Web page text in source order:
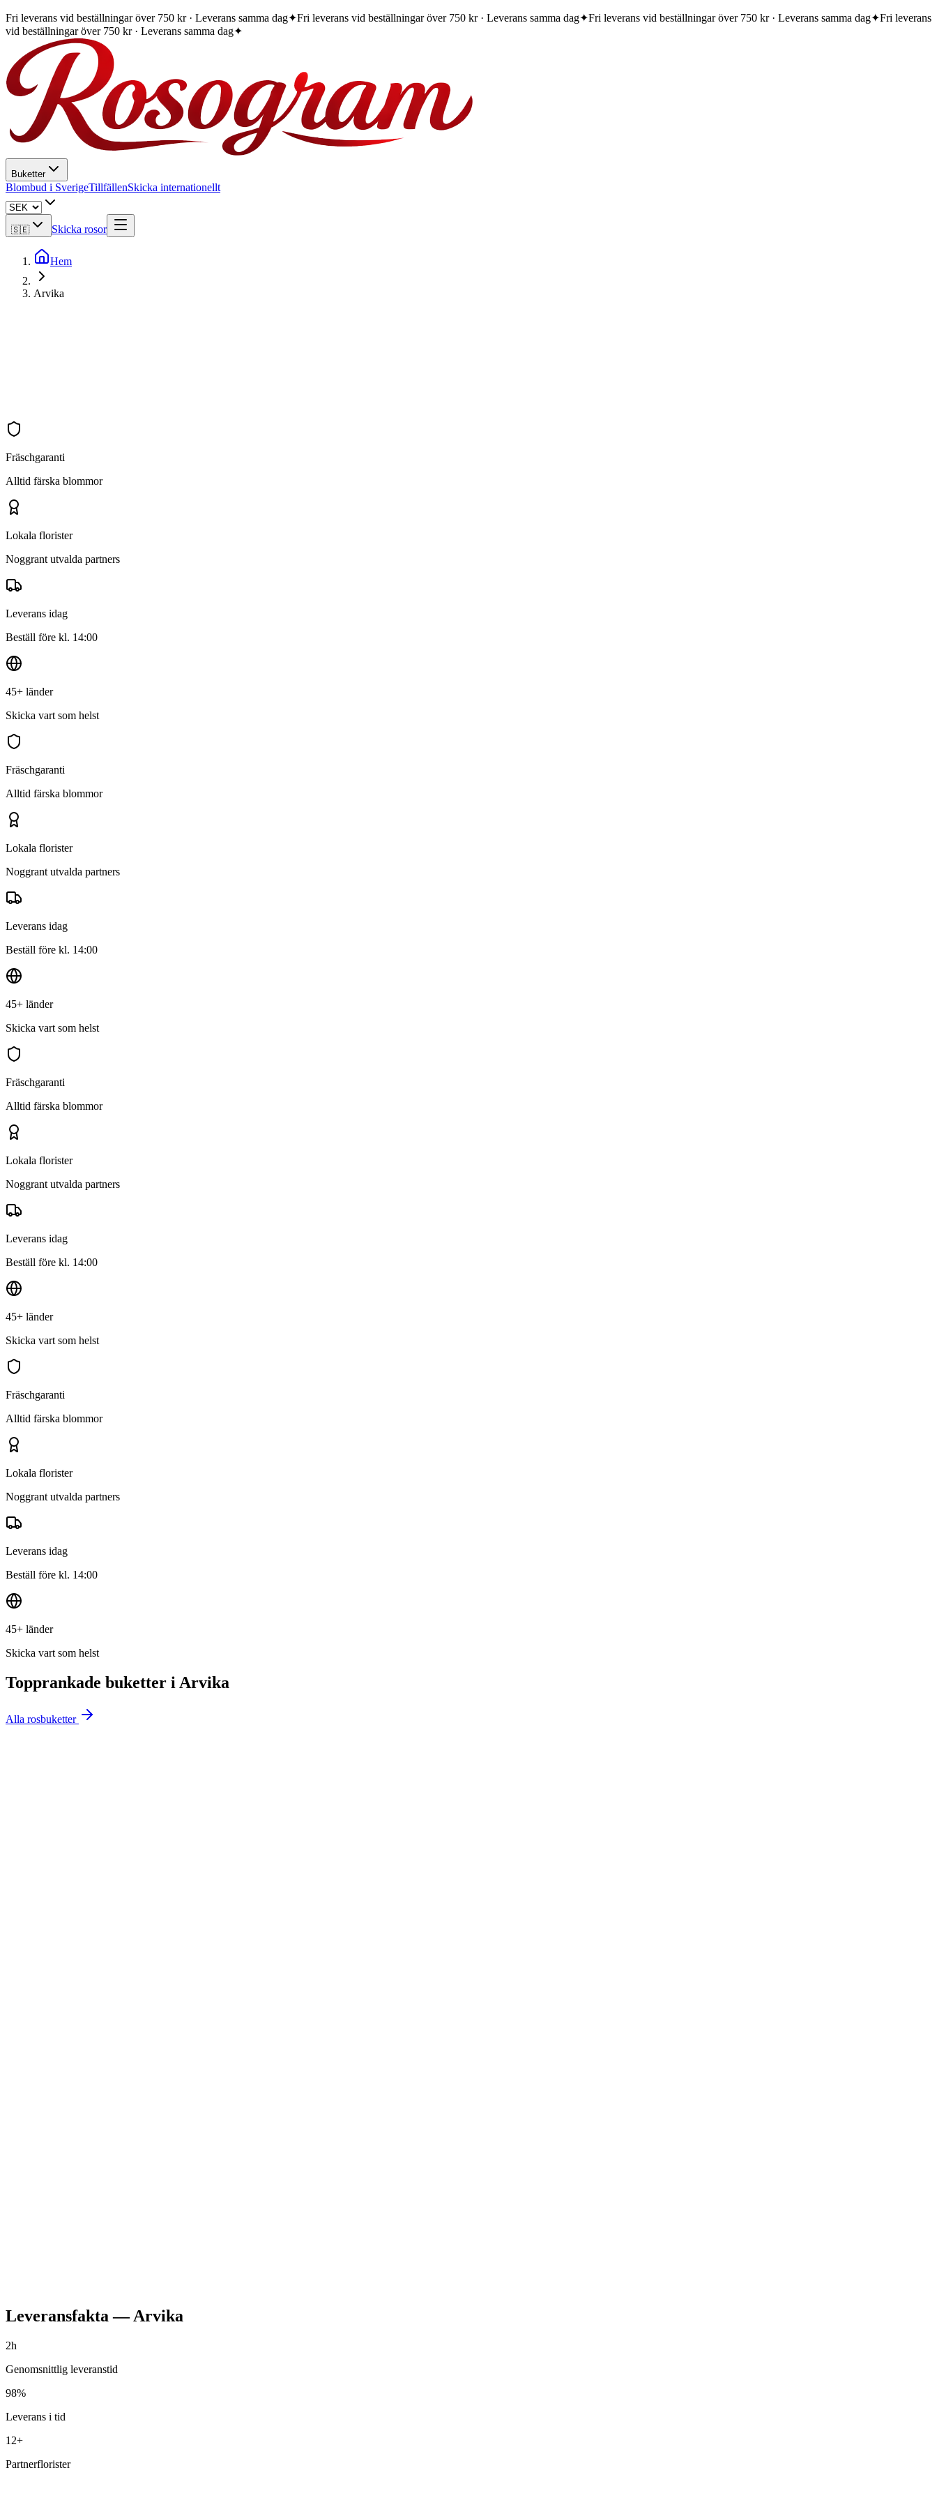
Fri leverans vid beställningar över 750 kr · Leverans samma dag✦Fri leverans vid beställningar över 750 kr · Leverans samma dag✦Fri leverans vid beställningar över 750 kr · Leverans samma dag✦Fri leverans
vid beställningar över 750 kr · Leverans samma dag✦
Buketter
Blombud i SverigeTillfällenSkicka internationellt
🇸🇪 Skicka rosor
Hem
Arvika
Fräschgaranti
Alltid färska blommor
Lokala florister
Noggrant utvalda partners
Leverans idag
Beställ före kl. 14:00
45+ länder
Skicka vart som helst
Fräschgaranti
Alltid färska blommor
Lokala florister
Noggrant utvalda partners
Leverans idag
Beställ före kl. 14:00
45+ länder
Skicka vart som helst
Fräschgaranti
Alltid färska blommor
Lokala florister
Noggrant utvalda partners
Leverans idag
Beställ före kl. 14:00
45+ länder
Skicka vart som helst
Fräschgaranti
Alltid färska blommor
Lokala florister
Noggrant utvalda partners
Leverans idag
Beställ före kl. 14:00
45+ länder
Skicka vart som helst
Topprankade buketter i Arvika
Alla rosbuketter
Leveransfakta —Arvika
2h
Genomsnittlig leveranstid
98%
Leverans i tid
12+
Partnerflorister